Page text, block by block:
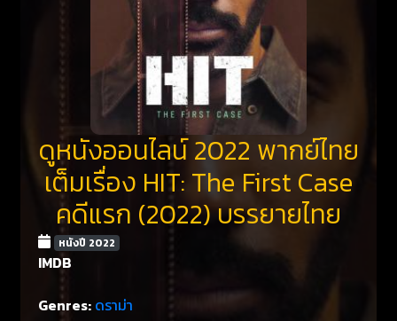
ดูหนังออนไลน์ 2022 พากย์ไทย
เต็มเรื่อง HIT: The First Case
คดีแรก (2022) บรรยายไทย
หนังปี 2022
IMDB
Genres: ดราม่า